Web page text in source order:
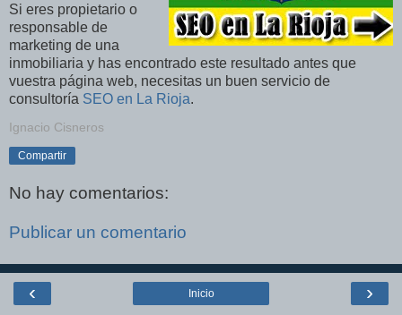
Si eres propietario o
responsable de
marketing de una
inmobiliaria y has encontrado este resultado antes que
vuestra página web, necesitas un buen servicio de
consultoría SEO en La Rioja.
Ignacio Cisneros
Compartir
No hay comentarios:
Publicar un comentario
‹ ›
Inicio